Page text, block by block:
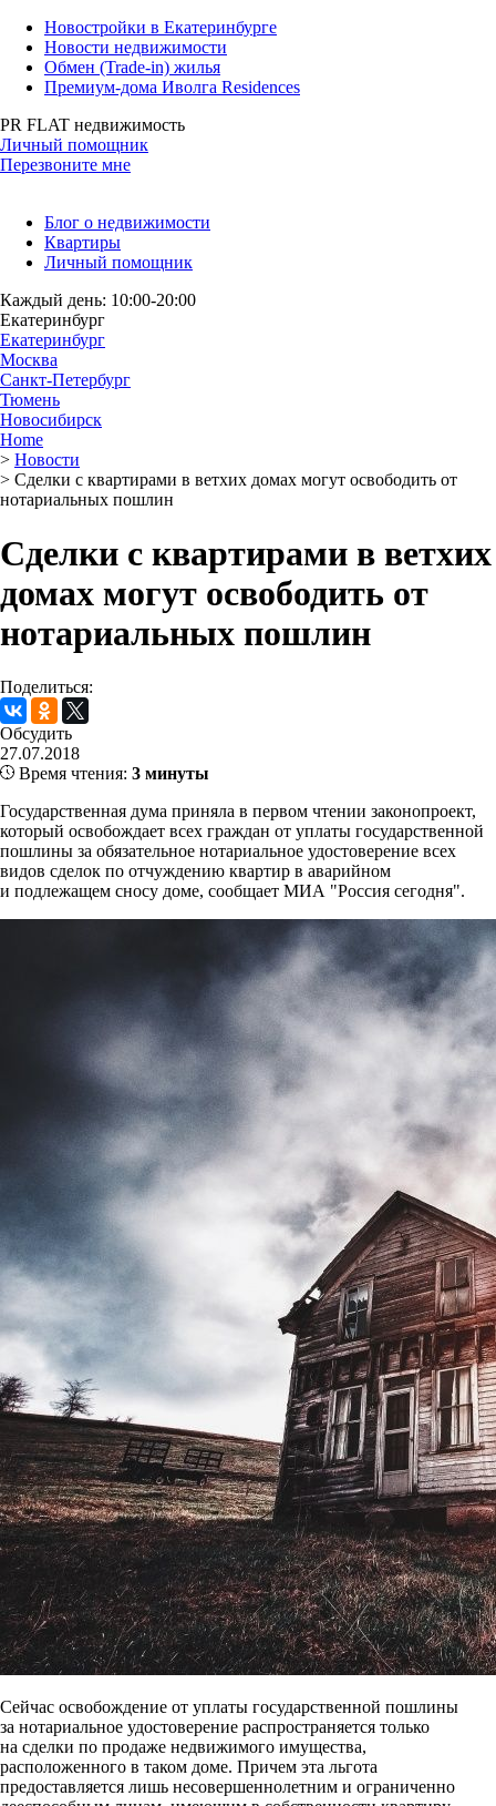
Новостройки в Екатеринбурге
Новости недвижимости
Обмен (Trade-in) жилья
Премиум-дома Иволга Residences
PR FLAT недвижимость
Личный помощник
Перезвоните мне
Блог о недвижимости
Квартиры
Личный помощник
Каждый день: 10:00-20:00
Екатеринбург
Екатеринбург
Москва
Санкт-Петербург
Тюмень
Новосибирск
Home
> Новости
> Сделки с квартирами в ветхих домах могут освободить от
нотариальных пошлин
Сделки с квартирами в ветхих
домах могут освободить от
нотариальных пошлин
Поделиться:
Обсудить
27.07.2018
Время чтения: 3 минуты
Государственная дума приняла в первом чтении законопроект,
который освобождает всех граждан от уплаты государственной
пошлины за обязательное нотариальное удостоверение всех
видов сделок по отчуждению квартир в аварийном
и подлежащем сносу доме, сообщает МИА "Россия сегодня".
Сейчас освобождение от уплаты государственной пошлины
за нотариальное удостоверение распространяется только
на сделки по продаже недвижимого имущества,
расположенного в таком доме. Причем эта льгота
предоставляется лишь несовершеннолетним и ограниченно